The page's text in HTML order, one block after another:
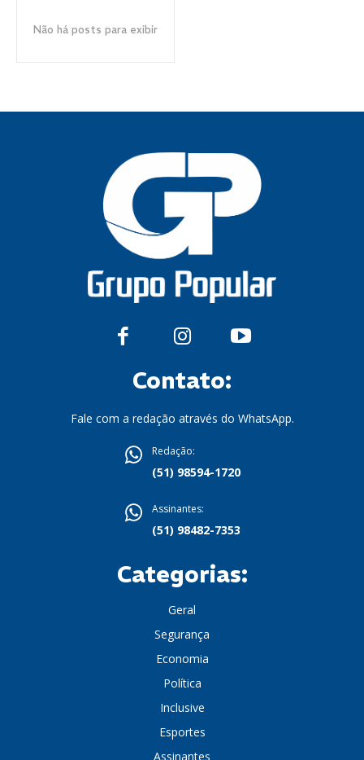
Não há posts para exibir
Contato:
Fale com a redação através do WhatsApp.
Redação:
(51) 98594-1720
Assinantes:
(51) 98482-7353
Categorias:
Geral
Segurança
Economia
Política
Inclusive
Esportes
Assinantes